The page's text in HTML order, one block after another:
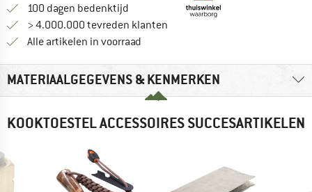
100 dagen bedenktijd Vind de betalingsinformatie hier!
> 4.000.000 tevreden klanten
Alle artikelen in voorraad
MATERIAALGEGEVENS & KENMERKEN
KOOKTOESTEL ACCESSOIRES SUCCESARTIKELEN